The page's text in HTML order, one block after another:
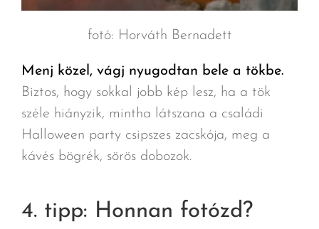
fotó: Horváth Bernadett
Menj közel, vágj nyugodtan bele a tökbe.
Biztos, hogy sokkal jobb kép lesz, ha a tök
széle hiányzik, mintha látszana a családi
Halloween party csipszes zacskója, meg a
kávés bögrék, sörös dobozok.
4. tipp: Honnan fotózd?